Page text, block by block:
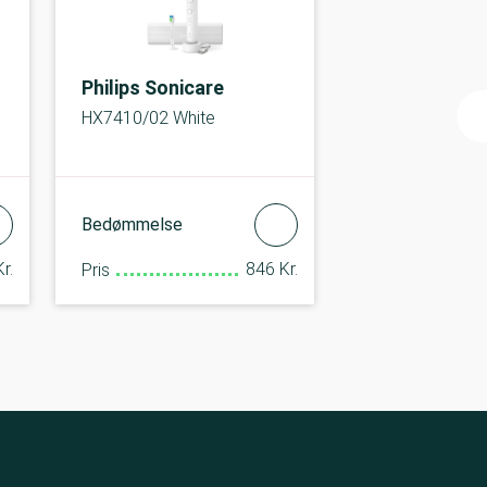
Philips Sonicare
HX7410/02 White
Bedømmelse
Pris 846 Kr.